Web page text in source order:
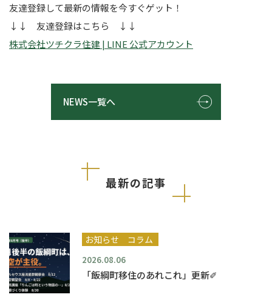
友達登録して最新の情報を今すぐゲット！
↓↓ 友達登録はこちら ↓↓
株式会社ツチクラ住建 | LINE 公式アカウント
NEWS一覧へ
最新の記事
お知らせ コラム
2026.08.06
「飯綱町移住のあれこれ」更新✐